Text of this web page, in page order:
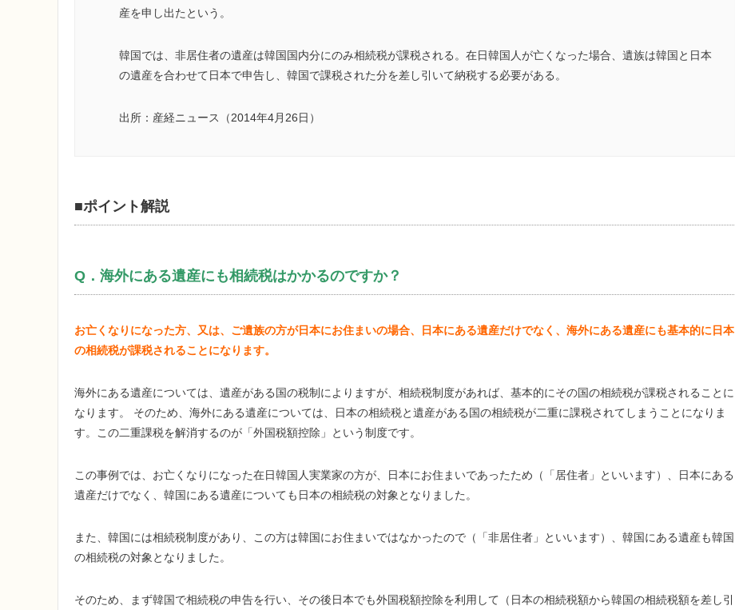
産を申し出たという。
韓国では、非居住者の遺産は韓国国内分にのみ相続税が課税される。在日韓国人が亡くなった場合、遺族は韓国と日本
の遺産を合わせて日本で申告し、韓国で課税された分を差し引いて納税する必要がある。
出所：産経ニュース（2014年4月26日）
■ポイント解説
Q．海外にある遺産にも相続税はかかるのですか？
お亡くなりになった方、又は、ご遺族の方が日本にお住まいの場合、日本にある遺産だけでなく、海外にある遺産にも基本的に日本
の相続税が課税されることになります。
海外にある遺産については、遺産がある国の税制によりますが、相続税制度があれば、基本的にその国の相続税が課税されることに
なります。 そのため、海外にある遺産については、日本の相続税と遺産がある国の相続税が二重に課税されてしまうことになりま
す。この二重課税を解消するのが「外国税額控除」という制度です。
この事例では、お亡くなりになった在日韓国人実業家の方が、日本にお住まいであったため（「居住者」といいます）、日本にある
遺産だけでなく、韓国にある遺産についても日本の相続税の対象となりました。
また、韓国には相続税制度があり、この方は韓国にお住まいではなかったので（「非居住者」といいます）、韓国にある遺産も韓国
の相続税の対象となりました。
そのため、まず韓国で相続税の申告を行い、その後日本でも外国税額控除を利用して（日本の相続税額から韓国の相続税額を差し引